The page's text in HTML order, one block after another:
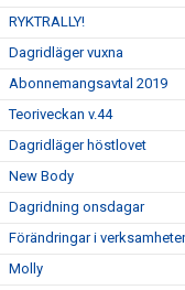
RYKTRALLY!
Dagridläger vuxna
Abonnemangsavtal 2019
Teoriveckan v.44
Dagridläger höstlovet
New Body
Dagridning onsdagar
Förändringar i
Molly